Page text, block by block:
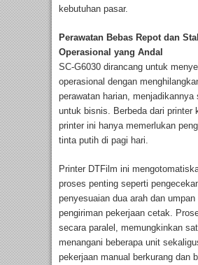
kebutuhan pasar.
Perawatan Bebas Repot dan
Operasional yang Andal
SC-G6030 dirancang untuk
operasional dengan
perawatan harian, menjadikannya
untuk bisnis. Berbeda dari printer
printer ini hanya memerlukan
tinta putih di pagi hari.
Printer DTFilm ini
proses penting seperti
penyesuaian dua arah dan
pengiriman pekerjaan cetak.
secara paralel, memungkinkan
menangani beberapa unit
pekerjaan manual berkurang dan